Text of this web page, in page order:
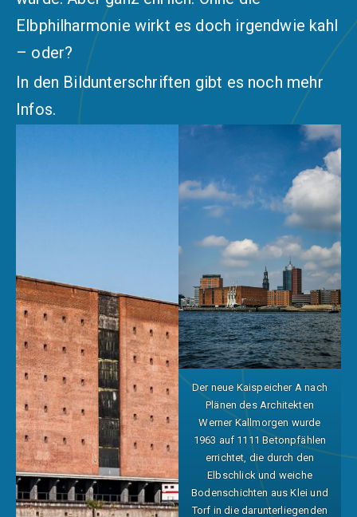
Elbphilharmonie wirkt es doch irgendwie kahl
– oder?
In den Bildunterschriften gibt es noch mehr
Infos.
Der neue Kaispeicher A nach
Plänen des Architekten
Werner Kallmorgen wurde
1963 auf 1111 Betonpfählen
errichtet, die durch den
Elbschlick und weiche
Bodenschichten aus Klei und
Torf in die darunterliegenden